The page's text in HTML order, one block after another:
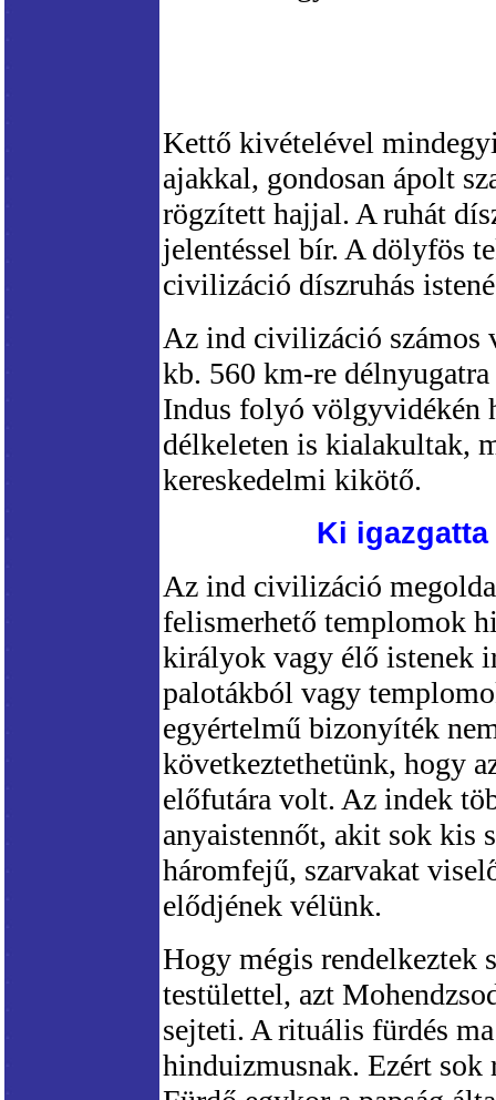
Kettő kivételével
ajakkal, gondosan ápolt
rögzített hajjal. A ruhát
jelentéssel bír. A dölyfös
civilizáció díszruhás
Az ind civilizáció számos
kb. 560 km-re
Indus folyó völgyvidékén
délkeleten is kialakultak,
kereskedelmi kikötő.
Ki
Az ind civilizáció
felismerhető templomok
királyok vagy élő istenek
palotákból vagy
egyértelmű bizonyíték
következtethetünk, hogy
előfutára volt. Az indek
anyaistennőt, akit sok kis
háromfejű, szarvakat
elődjének vélünk.
Hogy mégis rendelkeztek
testülettel, azt
sejteti. A rituális fürdés
hinduizmusnak. Ezért sok